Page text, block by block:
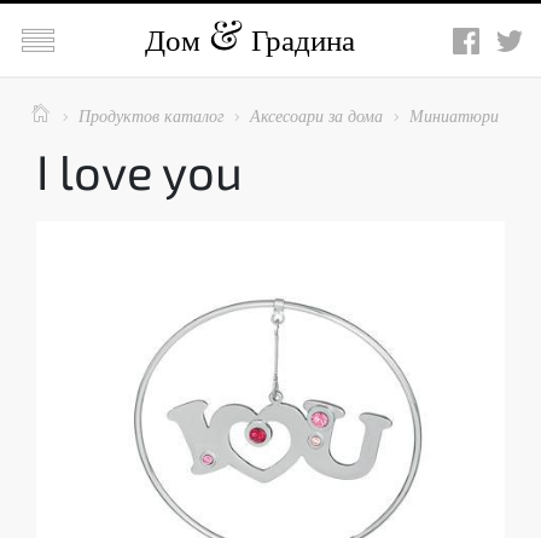
 Дом Градина
  Продуктов каталог  Аксесоари за дома  Миниатюри
I love you